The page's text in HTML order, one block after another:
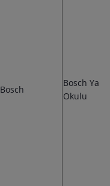
Bosch
Bosch Yaz
Okulu